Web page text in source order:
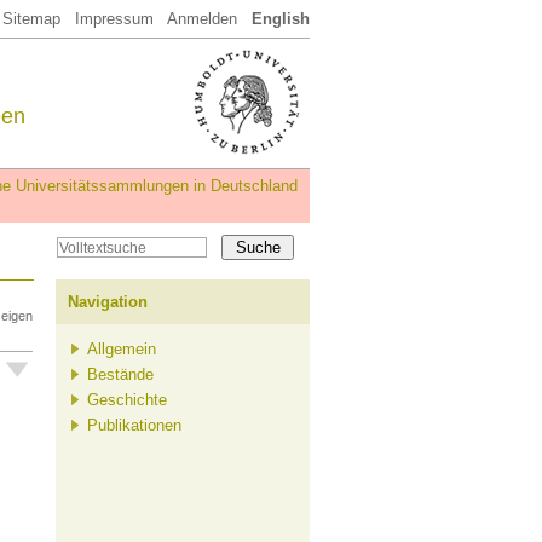
Sitemap Impressum Anmelden English
Universitätssammlungen in Deutschland
Navigation
Allgemein
Bestände
Geschichte
Publikationen